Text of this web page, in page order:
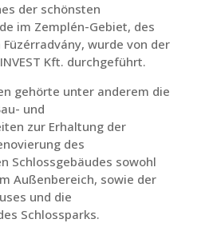
der schönsten
im Zemplén-Gebiet, des
wurde von der
INVEST Kft. durchgeführt.
gehörte unter anderem die
und
zur Erhaltung der
des
Schlossgebäudes sowohl
Außenbereich, sowie der
und die
Schlossparks.